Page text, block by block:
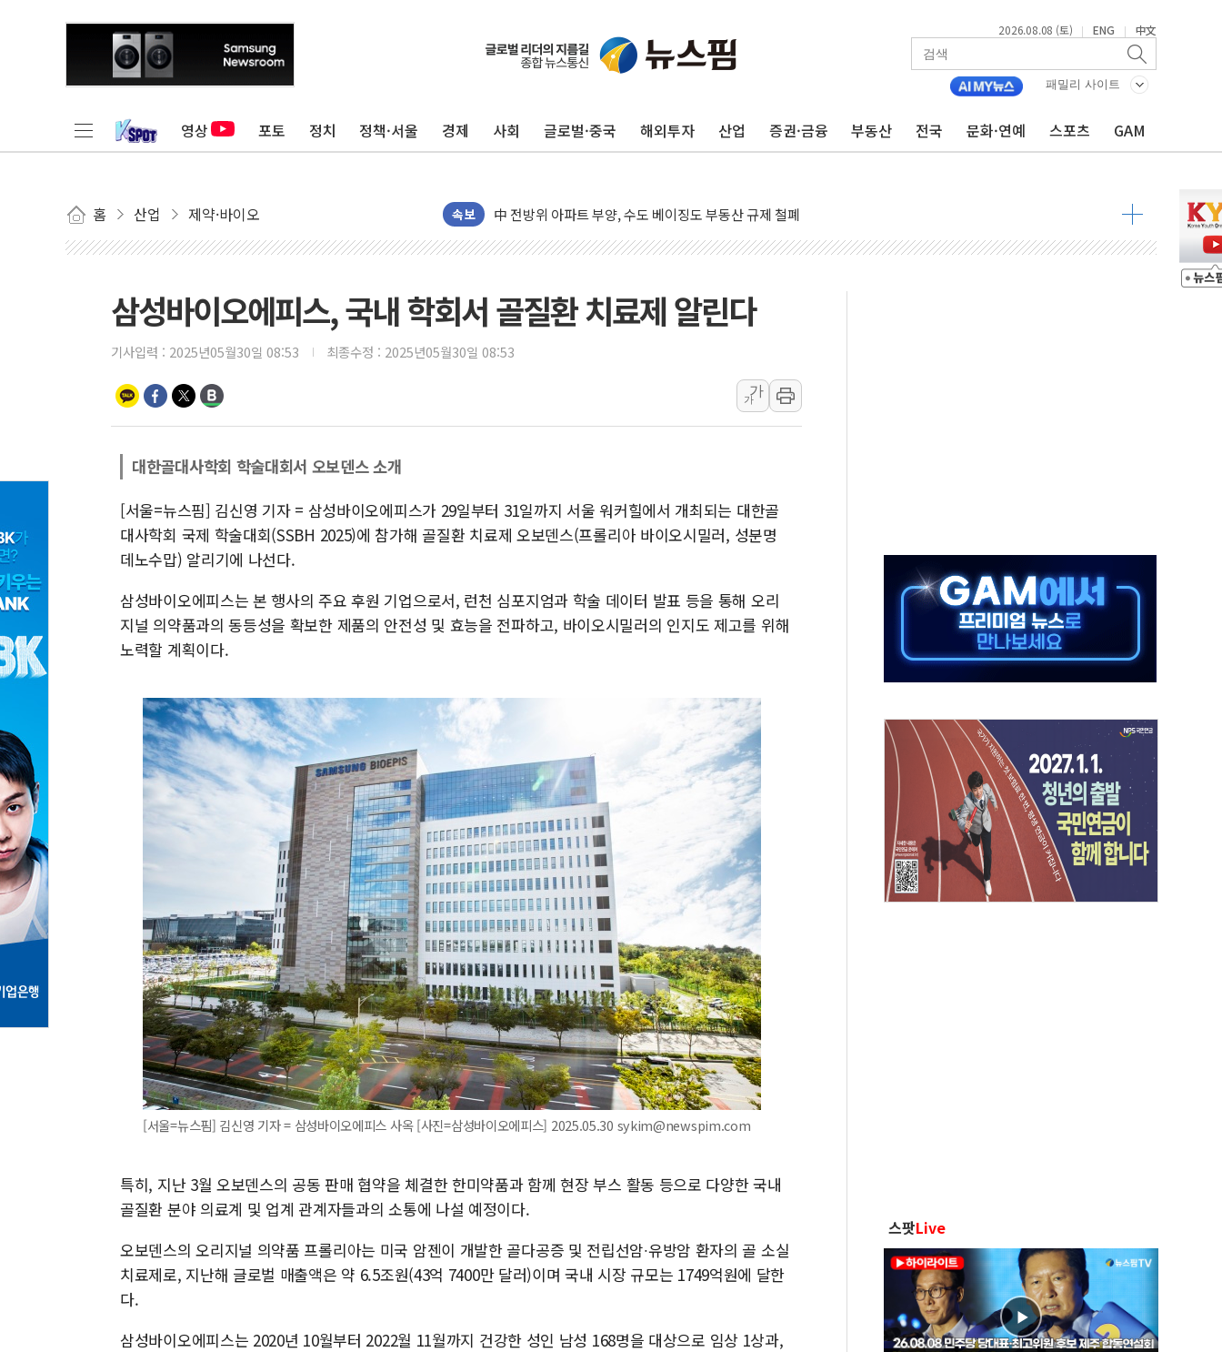
2026.08.08 (토) | ENG | 中文
패밀리 사이트
영상 포토 정치 정책·서울 경제 사회 글로벌·중국 해외투자 산업 증권·금융 부동산 전국 문화·연예 스포츠 GAM
홈 산업 제약·바이오 속보
동해중부 전 해상 풍랑주의보…10일까지 최대 3.5m 높은 물결
中 전방위 아파트 부양, 수도 베이징도 부동산 규제 철폐
인제 용대리 계곡서 수위 상승으로 피서객 7명 고립…전원 구조
강원 중·남부 동해안 시간당 50mm 이상 폭우…호우경보 발효
청양 밭에서 일하던 90대 숨져…온열질환 여부 조사
폭염에 車 운전면허 기능시험 오전 집중 편성…체감온도 38도 넘으면 중단
李대통령, 'ISA·주가누르기 방지법' 전면 재검토 지시
'호우 특보' 경북 울진 시간당 20~30mm 강한 비...가뭄 해소될 듯
주말 무더위·열대야 지속…내륙 곳곳 소나기
10월 보완수사권 폐지·공소청 출범…피해자들 '범죄 사각지대' 우려
한상협, 업계 개인정보 보안 새판 짠다…'자율규제단체' 타진
뉴욕증시, 고용 쇼크에 금리 인상 우려 후퇴…S&P500 최고치
트럼프, 쿡 연준 이사 해임 재추진…"26일까지 의혹 소명" 요구
유럽증시, 美 고용 예상 밖 부진에 연준 금리 인상 가능성 낮아지며 상승… STOXX 600 지수는 나흘 연속 최고치
삼성바이오에피스, 국내 학회서 골질환 치료제 알린다
기사입력 : 2025년05월30일 08:53 최종수정 : 2025년05월30일 08:53
가
가
대한골대사학회 학술대회서 오보덴스 소개
[서울=뉴스핌] 김신영 기자 = 삼성바이오에피스가 29일부터 31일까지 서울 워커힐에서 개최되는 대한골
대사학회 국제 학술대회(SSBH 2025)에 참가해 골질환 치료제 오보덴스(프롤리아 바이오시밀러, 성분명
데노수맙) 알리기에 나선다.
삼성바이오에피스는 본 행사의 주요 후원 기업으로서, 런천 심포지엄과 학술 데이터 발표 등을 통해 오리
지널 의약품과의 동등성을 확보한 제품의 안전성 및 효능을 전파하고, 바이오시밀러의 인지도 제고를 위해
노력할 계획이다.
[서울=뉴스핌] 김신영 기자 = 삼성바이오에피스 사옥 [사진=삼성바이오에피스] 2025.05.30 sykim@newspim.com
특히, 지난 3월 오보덴스의 공동 판매 협약을 체결한 한미약품과 함께 현장 부스 활동 등으로 다양한 국내
골질환 분야 의료계 및 업계 관계자들과의 소통에 나설 예정이다.
오보덴스의 오리지널 의약품 프롤리아는 미국 암젠이 개발한 골다공증 및 전립선암∙유방암 환자의 골 소실
치료제로, 지난해 글로벌 매출액은 약 6.5조원(43억 7400만 달러)이며 국내 시장 규모는 1749억원에 달한
다.
삼성바이오에피스는 2020년 10월부터 2022월 11월까지 건강한 성인 남성 168명을 대상으로 임상 1상과,
스팟Live